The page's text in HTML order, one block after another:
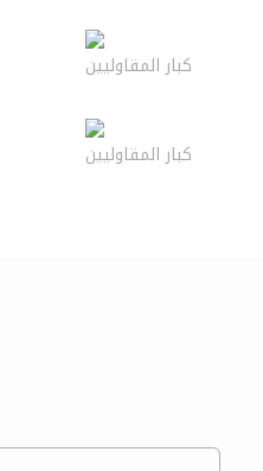
كبار المقاوليين
كبار المقاوليين